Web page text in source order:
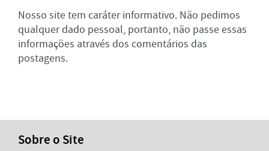
Nosso site tem caráter informativo. Não pedimos
qualquer dado pessoal, portanto, não passe essas
informações através dos comentários das
postagens.
Sobre o Site